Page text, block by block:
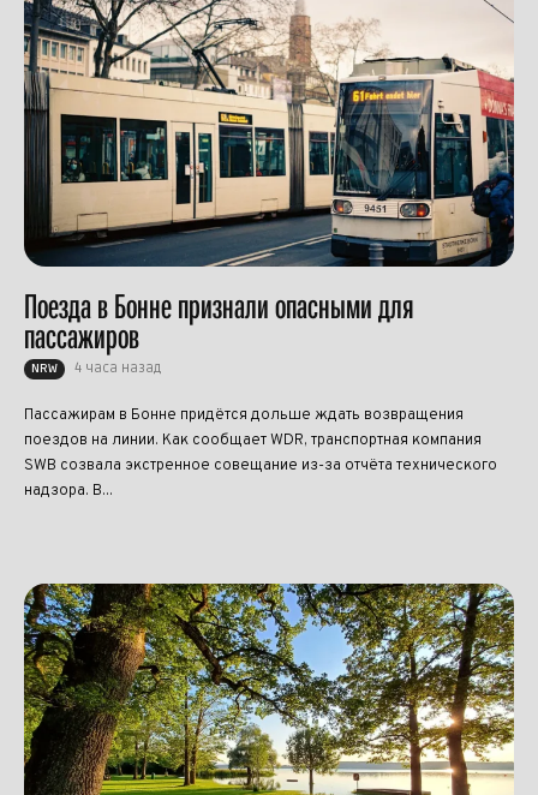
Поезда в Бонне признали опасными для
пассажиров
NRW 4 часа назад
Пассажирам в Бонне придётся дольше ждать возвращения
поездов на линии. Как сообщает WDR, транспортная компания
SWB созвала экстренное совещание из-за отчёта технического
надзора. В...